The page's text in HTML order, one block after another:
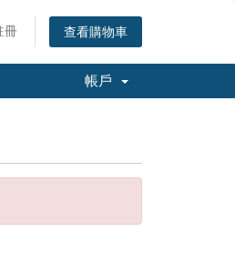
冊 查看購物車
帳戶